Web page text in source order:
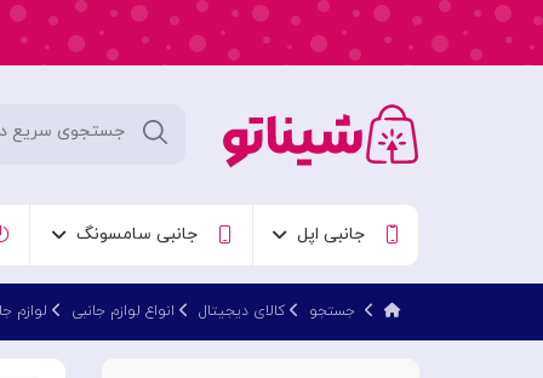
جانبی اپل جانبی سامسونگ
جستجو کالای دیجیتال انواع لوازم جانبی لوازم